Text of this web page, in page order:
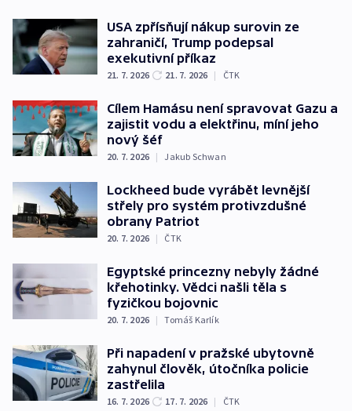
USA zpřísňují nákup surovin ze
zahraničí, Trump podepsal
exekutivní příkaz
21. 7. 2026 21. 7. 2026 | ČTK
Cílem Hamásu není spravovat Gazu a
zajistit vodu a elektřinu, míní jeho
nový šéf
20. 7. 2026 | Jakub Schwan
Lockheed bude vyrábět levnější
střely pro systém protivzdušné
obrany Patriot
20. 7. 2026 | ČTK
Egyptské princezny nebyly žádné
křehotinky. Vědci našli těla s
fyzičkou bojovnic
20. 7. 2026 | Tomáš Karlík
Při napadení v pražské ubytovně
zahynul člověk, útočníka policie
zastřelila
16. 7. 2026 17. 7. 2026 | ČTK